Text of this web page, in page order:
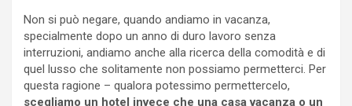
Non si può negare, quando andiamo in vacanza,
specialmente dopo un anno di duro lavoro senza
interruzioni, andiamo anche alla ricerca della comodità e di
quel lusso che solitamente non possiamo permetterci. Per
questa ragione – qualora potessimo permettercelo,
scegliamo un hotel invece che una casa vacanza o un